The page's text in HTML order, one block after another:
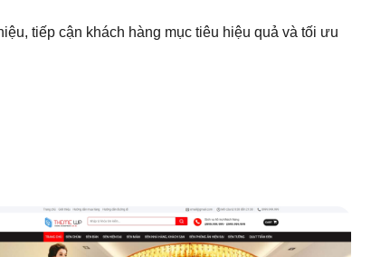
tiếp cận khách hàng mục tiêu hiệu quả và tối ưu